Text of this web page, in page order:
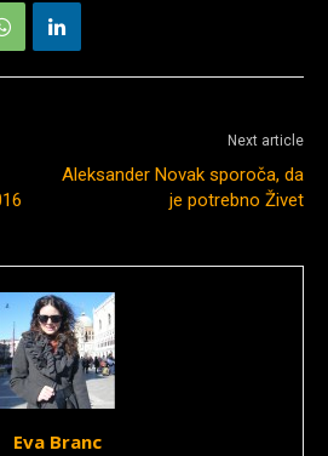
Next article
Aleksander Novak sporoča, da
je potrebno Živet
Eva Branc